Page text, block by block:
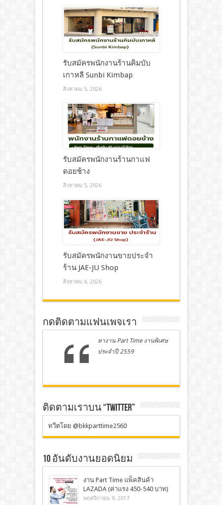
รับสมัครพนักงานร้านคิมบับ
เกาหลี Sunbi Kimbap
สิงหาคม 5, 2026
รับสมัครพนักงานร้านกาแฟ
ดอยช้าง
สิงหาคม 5, 2026
รับสมัครพนักงานขายประจำ
ร้าน JAE-JU Shop
สิงหาคม 4, 2026
กดติดตามแฟนเพจเรา
หางาน Part Time งานพิเศษ
ประจำปี 2559
ติดตามเราบน “TWITTER”
ทวีตโดย @bkkparttime2560
10 อันดับงานยอดนิยม
งาน Part Time แพ็คสินค้า
LAZADA (ค่าแรง 450-540 บาท)
พฤศจิกายน 9, 2017